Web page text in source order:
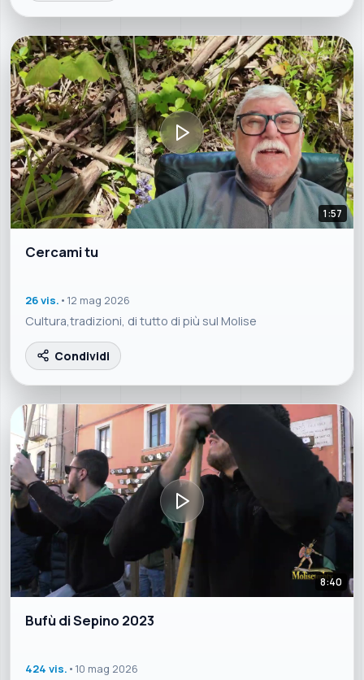
1:57
Cercami tu
26 vis. • 12 mag 2026
Cultura,tradizioni, di tutto di più sul Molise
Condividi
8:40
Bufù di Sepino 2023
424 vis. • 10 mag 2026